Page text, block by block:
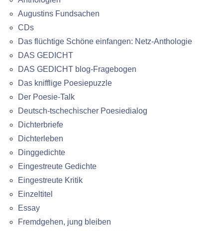
Augustins Fundsachen
CDs
Das flüchtige Schöne einfangen: Netz-Anthologie
DAS GEDICHT
DAS GEDICHT blog-Fragebogen
Das knifflige Poesiepuzzle
Der Poesie-Talk
Deutsch-tschechischer Poesiedialog
Dichterbriefe
Dichterleben
Dinggedichte
Eingestreute Gedichte
Eingestreute Kritik
Einzeltitel
Essay
Fremdgehen, jung bleiben